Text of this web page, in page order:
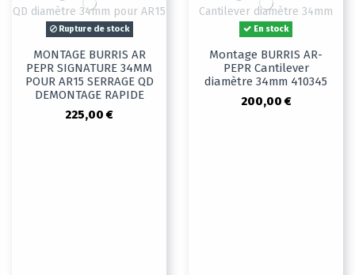
Rupture de stock
MONTAGE BURRIS AR
PEPR SIGNATURE 34MM
POUR AR15 SERRAGE QD
DEMONTAGE RAPIDE
225,00 €
En stock
Montage BURRIS AR-
PEPR Cantilever
diamètre 34mm 410345
200,00 €